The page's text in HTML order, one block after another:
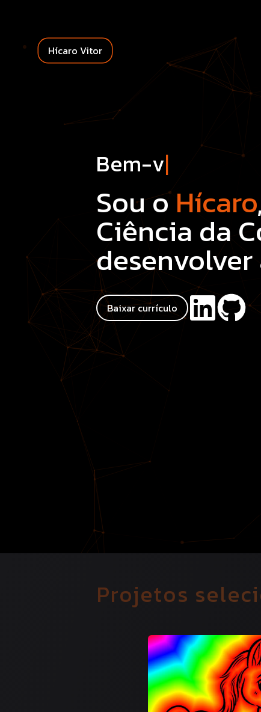
Hícaro Vitor
Bem-vindo!
Sou oHícaro
Ciência da
Baixar currículo
Projetos